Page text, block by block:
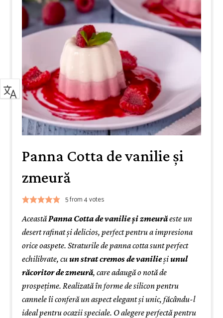
Panna Cotta de vanilie și
zmeură
5from4votes
AceastăPanna Cotta de vanilie și zmeurăeste un
desert rafinat și delicios, perfect pentru a impresiona
orice oaspete. Straturile de panna cotta sunt perfect
echilibrate, cuun strat cremos de vanilieșiunul
răcoritor de zmeură, care adaugă o notă de
prospețime. Realizată în forme de silicon pentru
cannele îi conferă un aspect elegant și unic, făcându-l
ideal pentru ocazii speciale. O alegere perfectă pentru